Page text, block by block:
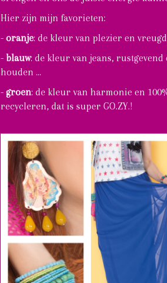
Hier zijn mijn favorieten:
- oranje: de kleur van plezier en
- blauw: de kleur van jeans,
houden ...
- groen: de kleur van harmonie en
recycleren, dat is super GO.ZY.!